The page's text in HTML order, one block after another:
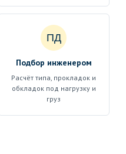
ПД
Подбор инженером
Расчёт типа, прокладок и
обкладок под нагрузку и
груз